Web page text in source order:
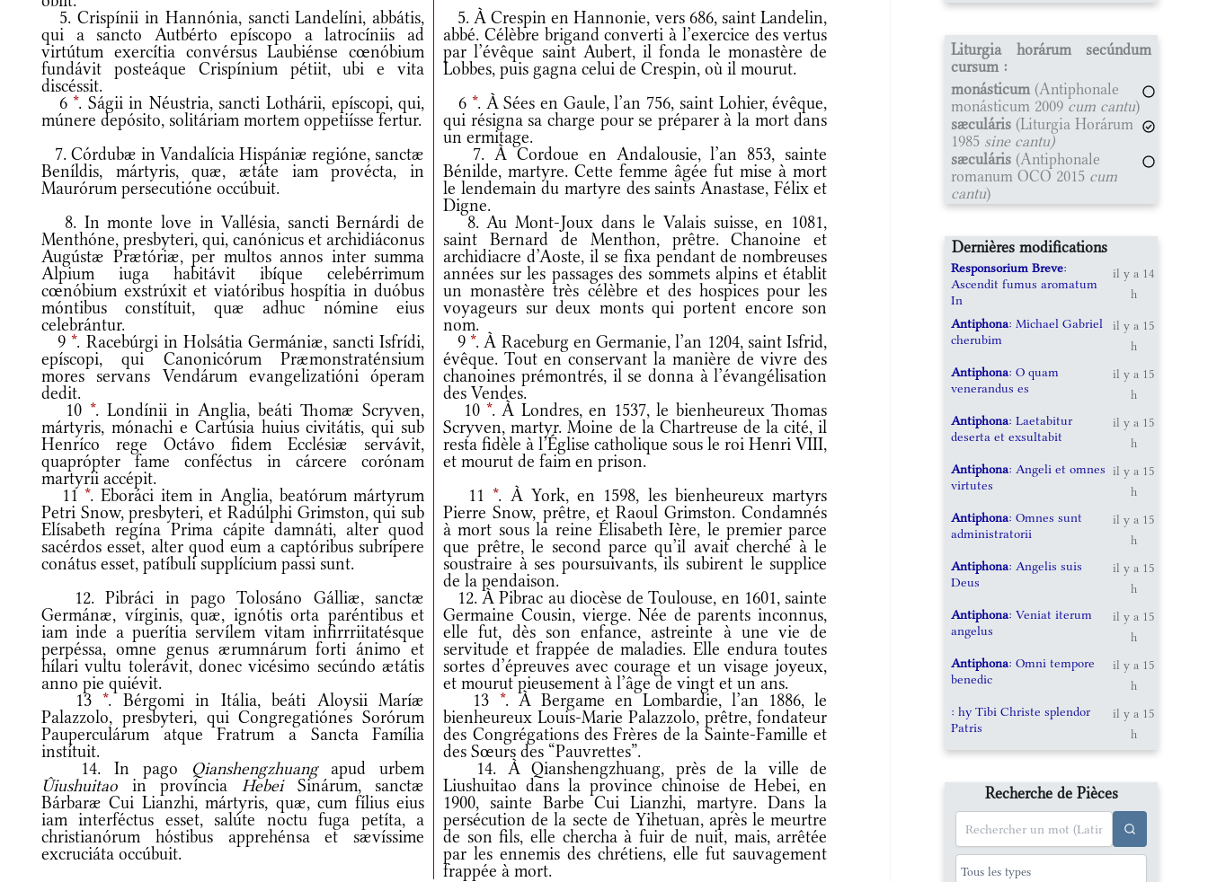
5. Crispínii in Hannónia, sancti Landelíni, abbátis,
qui a sancto Autbérto epíscopo a latrocíniis ad
virtútum exercítia convérsus Laubiénse cœnóbium
fundávit posteáque Crispínium pétiit, ubi e vita
discéssit.
5. À Crespin en Hannonie, vers 686, saint Landelin,
abbé. Célèbre brigand converti à l’exercice des vertus
par l’évêque saint Aubert, il fonda le monastère de
Lobbes, puis gagna celui de Crespin, où il mourut.
6 *. Ságii in Néustria, sancti Lothárii, epíscopi, qui,
múnere depósito, solitáriam mortem oppetiísse fertur.
6 *. À Sées en Gaule, l’an 756, saint Lohier, évêque,
qui résigna sa charge pour se préparer à la mort dans
un ermitage.
7. Córdubæ in Vandalícia Hispániæ regióne, sanctæ
Beníldis, mártyris, quæ, ætáte iam provécta, in
Maurórum persecutióne occúbuit.
7. À Cordoue en Andalousie, l’an 853, sainte
Bénilde, martyre. Cette femme âgée fut mise à mort
le lendemain du martyre des saints Anastase, Félix et
Digne.
8. In monte love in Vallésia, sancti Bernárdi de
Menthóne, presbyteri, qui, canónicus et archidiáconus
Augústæ Prætóriæ, per multos annos inter summa
Alpium iuga habitávit ibíque celebérrimum
cœnóbium exstrúxit et viatóribus hospítia in duóbus
móntibus constítuit, quæ adhuc nómine eius
celebrántur.
8. Au Mont-Joux dans le Valais suisse, en 1081,
saint Bernard de Menthon, prêtre. Chanoine et
archidiacre d’Aoste, il se fixa pendant de nombreuses
années sur les passages des sommets alpins et établit
un monastère très célèbre et des hospices pour les
voyageurs sur deux monts qui portent encore son
nom.
9 *. Racebúrgi in Holsátia Germániæ, sancti Isfrídi,
epíscopi, qui Canonicórum Præmonstraténsium
mores servans Vendárum evangelizatióni óperam
dedit.
9 *. À Raceburg en Germanie, l’an 1204, saint Isfrid,
évêque. Tout en conservant la manière de vivre des
chanoines prémontrés, il se donna à l’évangélisation
des Vendes.
10 *. Londínii in Anglia, beáti Thomæ Scryven,
mártyris, mónachi e Cartúsia huius civitátis, qui sub
Henríco rege Octávo fidem Ecclésiæ servávit,
quaprópter fame conféctus in cárcere corónam
martyrii accépit.
10 *. À Londres, en 1537, le bienheureux Thomas
Scryven, martyr. Moine de la Chartreuse de la cité, il
resta fidèle à l’Église catholique sous le roi Henri VIII,
et mourut de faim en prison.
11 *. Eboráci item in Anglia, beatórum mártyrum
Petri Snow, presbyteri, et Radúlphi Grimston, qui sub
Elísabeth regína Prima cápite damnáti, alter quod
sacérdos esset, alter quod eum a captóribus subrípere
conátus esset, patíbuli supplícium passi sunt.
11 *. À York, en 1598, les bienheureux martyrs
Pierre Snow, prêtre, et Raoul Grimston. Condamnés
à mort sous la reine Élisabeth Ière, le premier parce
que prêtre, le second parce qu’il avait cherché à le
soustraire à ses poursuivants, ils subirent le supplice
de la pendaison.
12. Pibráci in pago Tolosáno Gálliæ, sanctæ
Germánæ, vírginis, quæ, ignótis orta paréntibus et
iam inde a puerítia servílem vitam infirrriitatésque
perpéssa, omne genus ærumnárum forti ánimo et
hílari vultu tolerávit, donec vicésimo secúndo ætátis
anno pie quiévit.
12. À Pibrac au diocèse de Toulouse, en 1601, sainte
Germaine Cousin, vierge. Née de parents inconnus,
elle fut, dès son enfance, astreinte à une vie de
servitude et frappée de maladies. Elle endura toutes
sortes d’épreuves avec courage et un visage joyeux,
et mourut pieusement à l’âge de vingt et un ans.
13 *. Bérgomi in Itália, beáti Aloysii Maríæ
Palazzolo, presbyteri, qui Congregatiónes Sorórum
Pauperculárum atque Fratrum a Sancta Família
instítuit.
13 *. À Bergame en Lombardie, l’an 1886, le
bienheureux Louis-Marie Palazzolo, prêtre, fondateur
des Congrégations des Frères de la Sainte-Famille et
des Sœurs des “Pauvrettes”.
14. In pago
Qianshengzhuangapud urbem
Ûiushuitao in província HebeiSinárum, sanctæ
Bárbaræ Cui Lianzhi, mártyris, quæ, cum fílius eius
iam interféctus esset, salúte noctu fuga petíta, a
christianórum hóstibus apprehénsa et sævíssime
excruciáta occúbuit.
14. À Qianshengzhuang, près de la ville de
Liushuitao dans la province chinoise de Hebei, en
1900, sainte Barbe Cui Lianzhi, martyre. Dans la
persécution de la secte de Yihetuan, après le meurtre
de son fils, elle chercha à fuir de nuit, mais, arrêtée
par les ennemis des chrétiens, elle fut sauvagement
frappée à mort.
Liturgia horárum secúndum
cursum :
monásticum (Antiphonale
monásticum 2009 cum cantu)
sæculáris (Liturgia Horárum
1985 sine cantu)
sæculáris (Antiphonale
romanum OCO 2015 cum
cantu)
Dernières modifications
Responsorium Breve:
Ascendit fumus aromatum
In
il y a 14
h
Antiphona: Michael Gabriel
cherubim
il y a 15
h
Antiphona: O quam
venerandus es
il y a 15
h
Antiphona: Laetabitur
deserta et exsultabit
il y a 15
h
Antiphona: Angeli et omnes
virtutes
il y a 15
h
Antiphona: Omnes sunt
administratorii
il y a 15
h
Antiphona: Angelis suis
Deus
il y a 15
h
Antiphona: Veniat iterum
angelus
il y a 15
h
Antiphona: Omni tempore
benedic
il y a 15
h
: hy Tibi Christe splendor
Patris
il y a 15
h
Recherche de Pièces